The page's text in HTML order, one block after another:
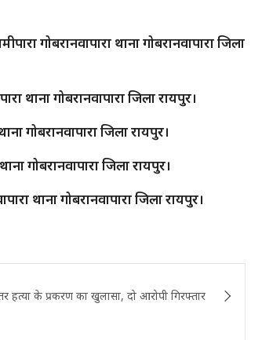
गोबरानवापारा थाना गोबरानवापारा जिला
थाना गोबरानवापारा जिला रायपुर।
गोबरानवापारा जिला रायपुर।
गोबरानवापारा जिला रायपुर।
थाना गोबरानवापारा जिला रायपुर।
हत्या के प्रकरण का खुलासा, दो आरोपी गिरफ्तार